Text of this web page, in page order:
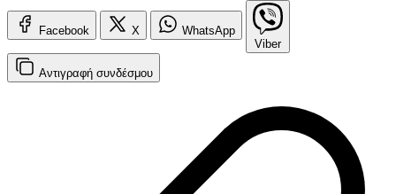
Facebook X
WhatsApp
Viber
Αντιγραφή συνδέσμου